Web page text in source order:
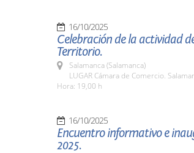
16/10/2025
Celebración de la actividad
Territorio.
Salamanca (Salamanca)
LUGAR Cámara de Comercio.
Hora: 19,00 h
16/10/2025
Encuentro informativo e
2025.